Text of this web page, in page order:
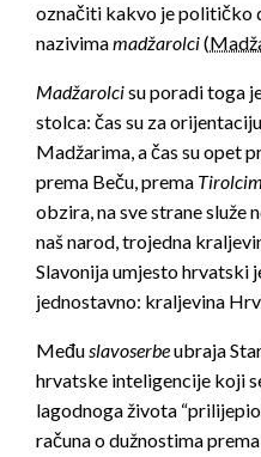
označiti kakvo je političko
nazivimamadžarolci(
Madžarolcisu poradi toga
stolca: čas su za
Madžarima, a čas su opet
prema Beču, prema
obzira, na sve strane služe
naš narod, trojedna
Slavonija umjesto hrvatski
jednostavno: kraljevina
Međuslavoserbeubraja
hrvatske inteligencije koji
lagodnoga života
računa o dužnostima